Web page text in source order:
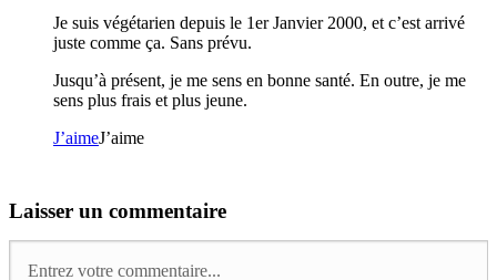
Je suis végétarien depuis le 1er Janvier 2000, et c’est arrivé
juste comme ça. Sans prévu.
Jusqu’à présent, je me sens en bonne santé. En outre, je me
sens plus frais et plus jeune.
J’aimeJ’aime
Laisser un commentaire